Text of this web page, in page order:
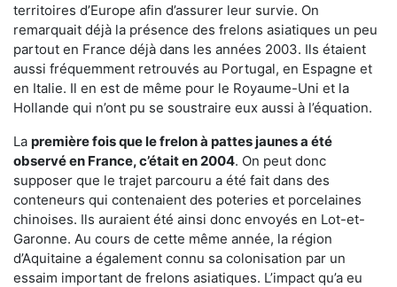
territoires d’Europe afin d’assurer leur survie. On
remarquait déjà la présence des frelons asiatiques un peu
partout en France déjà dans les années 2003. Ils étaient
aussi fréquemment retrouvés au Portugal, en Espagne et
en Italie. Il en est de même pour le Royaume-Uni et la
Hollande qui n’ont pu se soustraire eux aussi à l’équation.
La première fois que le frelon à pattes jaunes a été
observé en France, c’était en 2004. On peut donc
supposer que le trajet parcouru a été fait dans des
conteneurs qui contenaient des poteries et porcelaines
chinoises. Ils auraient été ainsi donc envoyés en Lot-et-
Garonne. Au cours de cette même année, la région
d’Aquitaine a également connu sa colonisation par un
essaim important de frelons asiatiques. L’impact qu’a eu